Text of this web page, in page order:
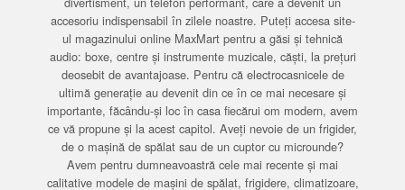
accesoriu indispensabil în zilele noastre. Puteți accesa site-
ul magazinului online MaxMart pentru a găsi și tehnică
audio: boxe, centre și instrumente muzicale, căști, la prețuri
deosebit de avantajoase. Pentru că electrocasnicele de
ultimă generație au devenit din ce în ce mai necesare și
importante, făcându-și loc în casa fiecărui om modern, avem
ce vă propune și la acest capitol. Aveți nevoie de un frigider,
de o mașină de spălat sau de un cuptor cu microunde?
Avem pentru dumneavoastră cele mai recente și mai
calitative modele de mașini de spălat, frigidere, climatizoare,